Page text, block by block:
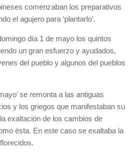
comenzaban los preparativos
el agujero para ‘plantarlo’.
día 1 de mayo los quintos
un gran esfuerzo y ayudados,
del pueblo y algunos del pueblos
se remonta a las antiguas
y los griegos que manifestaban su
exaltación de los cambios de
ésta. En este caso se exaltaba la